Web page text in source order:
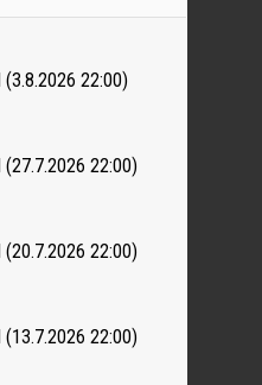
(3.8.2026 22:00)
(27.7.2026 22:00)
(20.7.2026 22:00)
(13.7.2026 22:00)